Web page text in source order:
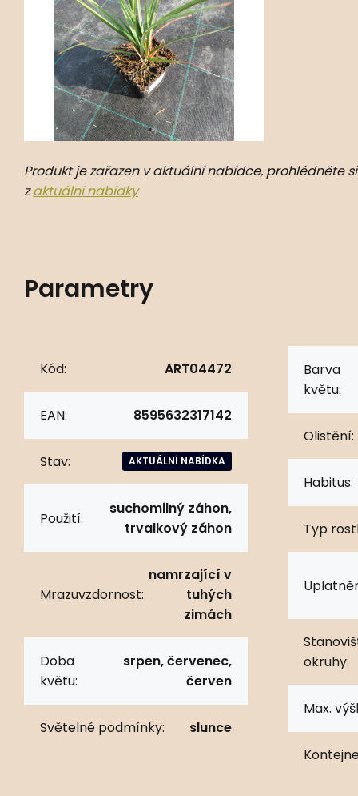
Produkt je zařazen v aktuální nabídce, prohlédněte
zaktuální nabídky
Parametry
Kód: ART04472
EAN: 8595632317142
Stav: AKTUÁLNÍ NABÍDKA
Použití:
suchomilný záhon,
trvalkový záhon
Mrazuvzdornost:
namrzající v
tuhých
zimách
Doba
květu:
srpen, červenec,
červen
Světelné podmínky: slunce
Barva
květu:
Olistění:
Habitus:
Typ
okruhy:
Max.